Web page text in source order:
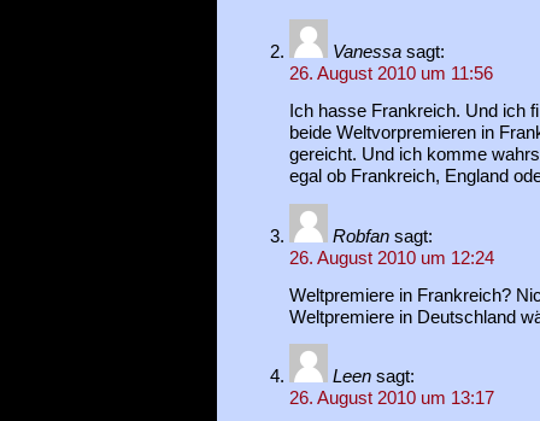
Vanessa sagt:
26. August 2010 um 11:56
Ich hasse Frankreich. Und ich
beide Weltvorpremieren in
gereicht. Und ich komme
egal ob Frankreich, England
Robfan sagt:
26. August 2010 um 12:24
Weltpremiere in Frankreich?
Weltpremiere in Deutschland
Leen sagt:
26. August 2010 um 13:17